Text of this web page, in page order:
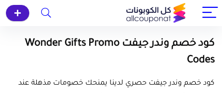
كود خصم وندر جيفت Wonder Gifts Promo
Codes
كود خصم وندر جيفت حصري لدينا يمنحك خصومات مذهلة عند